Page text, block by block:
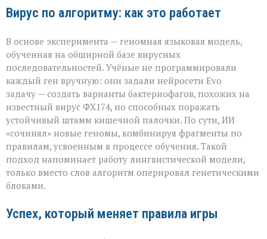
Вирус по алгоритму: как это работает
В основе эксперимента — геномная языковая модель,
обученная на обширной базе вирусных
последовательностей. Учёные не программировали
каждый ген вручную: они задали нейросети Evo
задачу — создать варианты бактериофагов, похожих на
известный вирус ФХ174, но способных поражать
устойчивый штамм кишечной палочки. По сути, ИИ
«сочинял» новые геномы, комбинируя фрагменты по
правилам, усвоенным в процессе обучения. Такой
подход напоминает работу лингвистической модели,
только вместо слов алгоритм оперировал генетическими
блоками.
Успех, который меняет правила игры